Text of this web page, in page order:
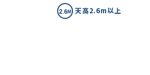
天高2.6m以上